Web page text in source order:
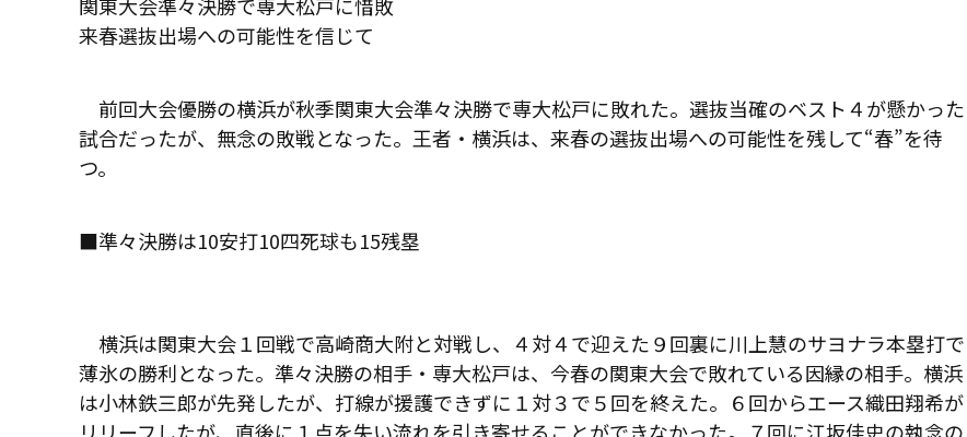
来春選抜出場への可能性を信じて
前回大会優勝の横浜が秋季関東大会準々決勝で専大松戸に敗れた。選抜当確のベスト４が懸かった
試合だったが、無念の敗戦となった。王者・横浜は、来春の選抜出場への可能性を残して“春”を待
つ。
■準々決勝は10安打10四死球も15残塁
横浜は関東大会１回戦で高崎商大附と対戦し、４対４で迎えた９回裏に川上慧のサヨナラ本塁打で
薄氷の勝利となった。準々決勝の相手・専大松戸は、今春の関東大会で敗れている因縁の相手。横浜
は小林鉄三郎が先発したが、打線が援護できずに１対３で５回を終えた。６回からエース織田翔希が